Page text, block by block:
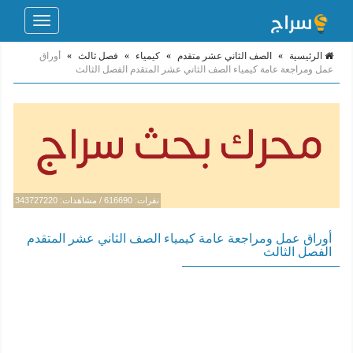
Toggle
الرئيسية » الصف الثاني عشر متقدم » كيمياء » فصل ثالث »
أوراق
عمل ومراجعة عامة كيمياء الصف الثاني عشر المتقدم الفصل الثالث
نقرات: 616690 / مشاهدات: 343727220
أوراق عمل ومراجعة عامة كيمياء الصف الثاني عشر المتقدم
الفصل الثالث